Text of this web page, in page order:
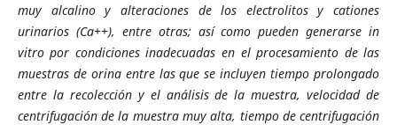
muy alcalino y alteraciones de los electrolitos y cationes
urinarios (Ca++), entre otras; así como pueden generarse in
vitro por condiciones inadecuadas en el procesamiento de las
muestras de orina entre las que se incluyen tiempo prolongado
entre la recolección y el análisis de la muestra, velocidad de
centrifugación de la muestra muy alta, tiempo de centrifugación